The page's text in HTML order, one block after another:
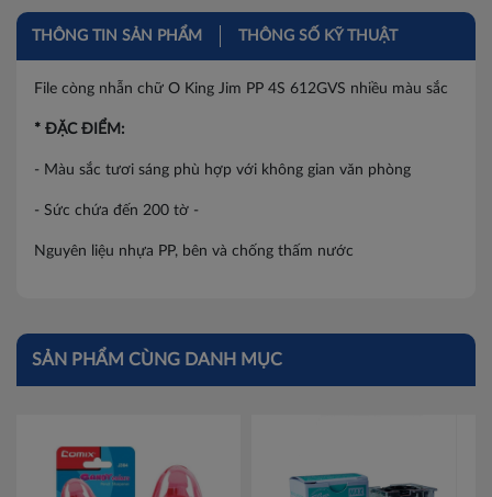
THÔNG TIN SẢN PHẨM THÔNG SỐ KỸ THUẬT
File còng nhẫn chữ O King Jim PP 4S 612GVS nhiều màu sắc
* ĐẶC ĐIỂM:
- Màu sắc tươi sáng phù hợp với không gian văn phòng
- Sức chứa đến 200 tờ -
Nguyên liệu nhựa PP, bên và chống thấm nước
SẢN PHẨM CÙNG DANH MỤC